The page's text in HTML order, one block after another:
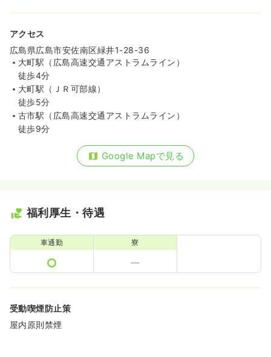
アクセス
広島県広島市安佐南区緑井1-28-36
大町駅（広島高速交通アストラムライン）
徒歩4分
大町駅（ＪＲ可部線）
徒歩5分
古市駅（広島高速交通アストラムライン）
徒歩9分
Google Mapで見る
福利厚生・待遇
車通勤 寮
受動喫煙防止策
屋内原則禁煙